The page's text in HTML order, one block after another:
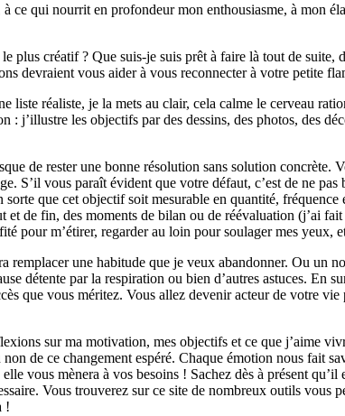
ce qui nourrit en profondeur mon enthousiasme, à mon
plus créatif ? Que suis-je suis prêt à faire là tout de suite,
devraient vous aider à vous reconnecter à votre petite
liste réaliste, je la mets au clair, cela calme le cerveau
j’illustre les objectifs par des dessins, des photos, des
de rester une bonne résolution sans solution
S’il vous paraît évident que votre défaut, c’est de ne
que cet objectif soit mesurable en quantité,
et de fin, des moments de bilan ou de réévaluation (j’ai
pour m’étirer, regarder au loin pour soulager mes yeux,
remplacer une habitude que je veux abandonner. Ou un
détente par la respiration ou bien d’autres astuces. En
que vous méritez. Vous allez devenir acteur de votre
sur ma motivation, mes objectifs et ce que j’aime
de ce changement espéré. Chaque émotion nous fait
vous mènera à vos besoins ! Sachez dès à présent
Vous trouverez sur ce site de nombreux outils
!